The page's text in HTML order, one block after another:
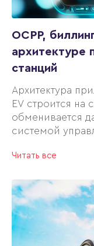
OCPP,
архитектуре
станций
Архитектура
EV строится на
обменивается
системой
мобильное
Читать все